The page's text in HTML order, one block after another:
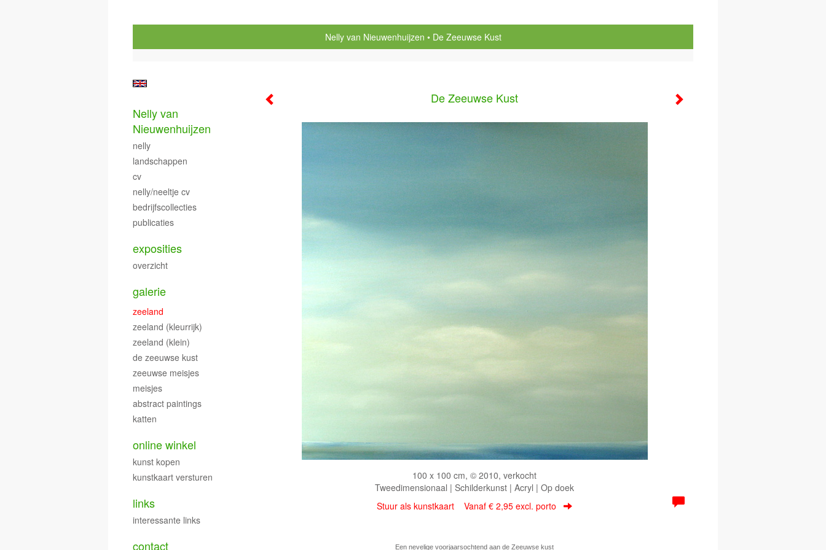
Nelly van Nieuwenhuijzen De Zeeuwse Kust
De Zeeuwse Kust
100 x 100 cm, © 2010, verkocht
Tweedimensionaal | Schilderkunst | Acryl | Op doek
Stuur als kunstkaart Vanaf € 2,95 excl. porto
Een nevelige voorjaarsochtend aan de Zeeuwse kust
Nelly van
Nieuwenhuijzen
nelly
landschappen
cv
nelly/neeltje cv
bedrijfscollecties
publicaties
exposities
overzicht
galerie
zeeland
zeeland (kleurrijk)
zeeland (klein)
de zeeuwse kust
zeeuwse meisjes
meisjes
abstract paintings
katten
online winkel
kunst kopen
kunstkaart versturen
links
interessante links
contact